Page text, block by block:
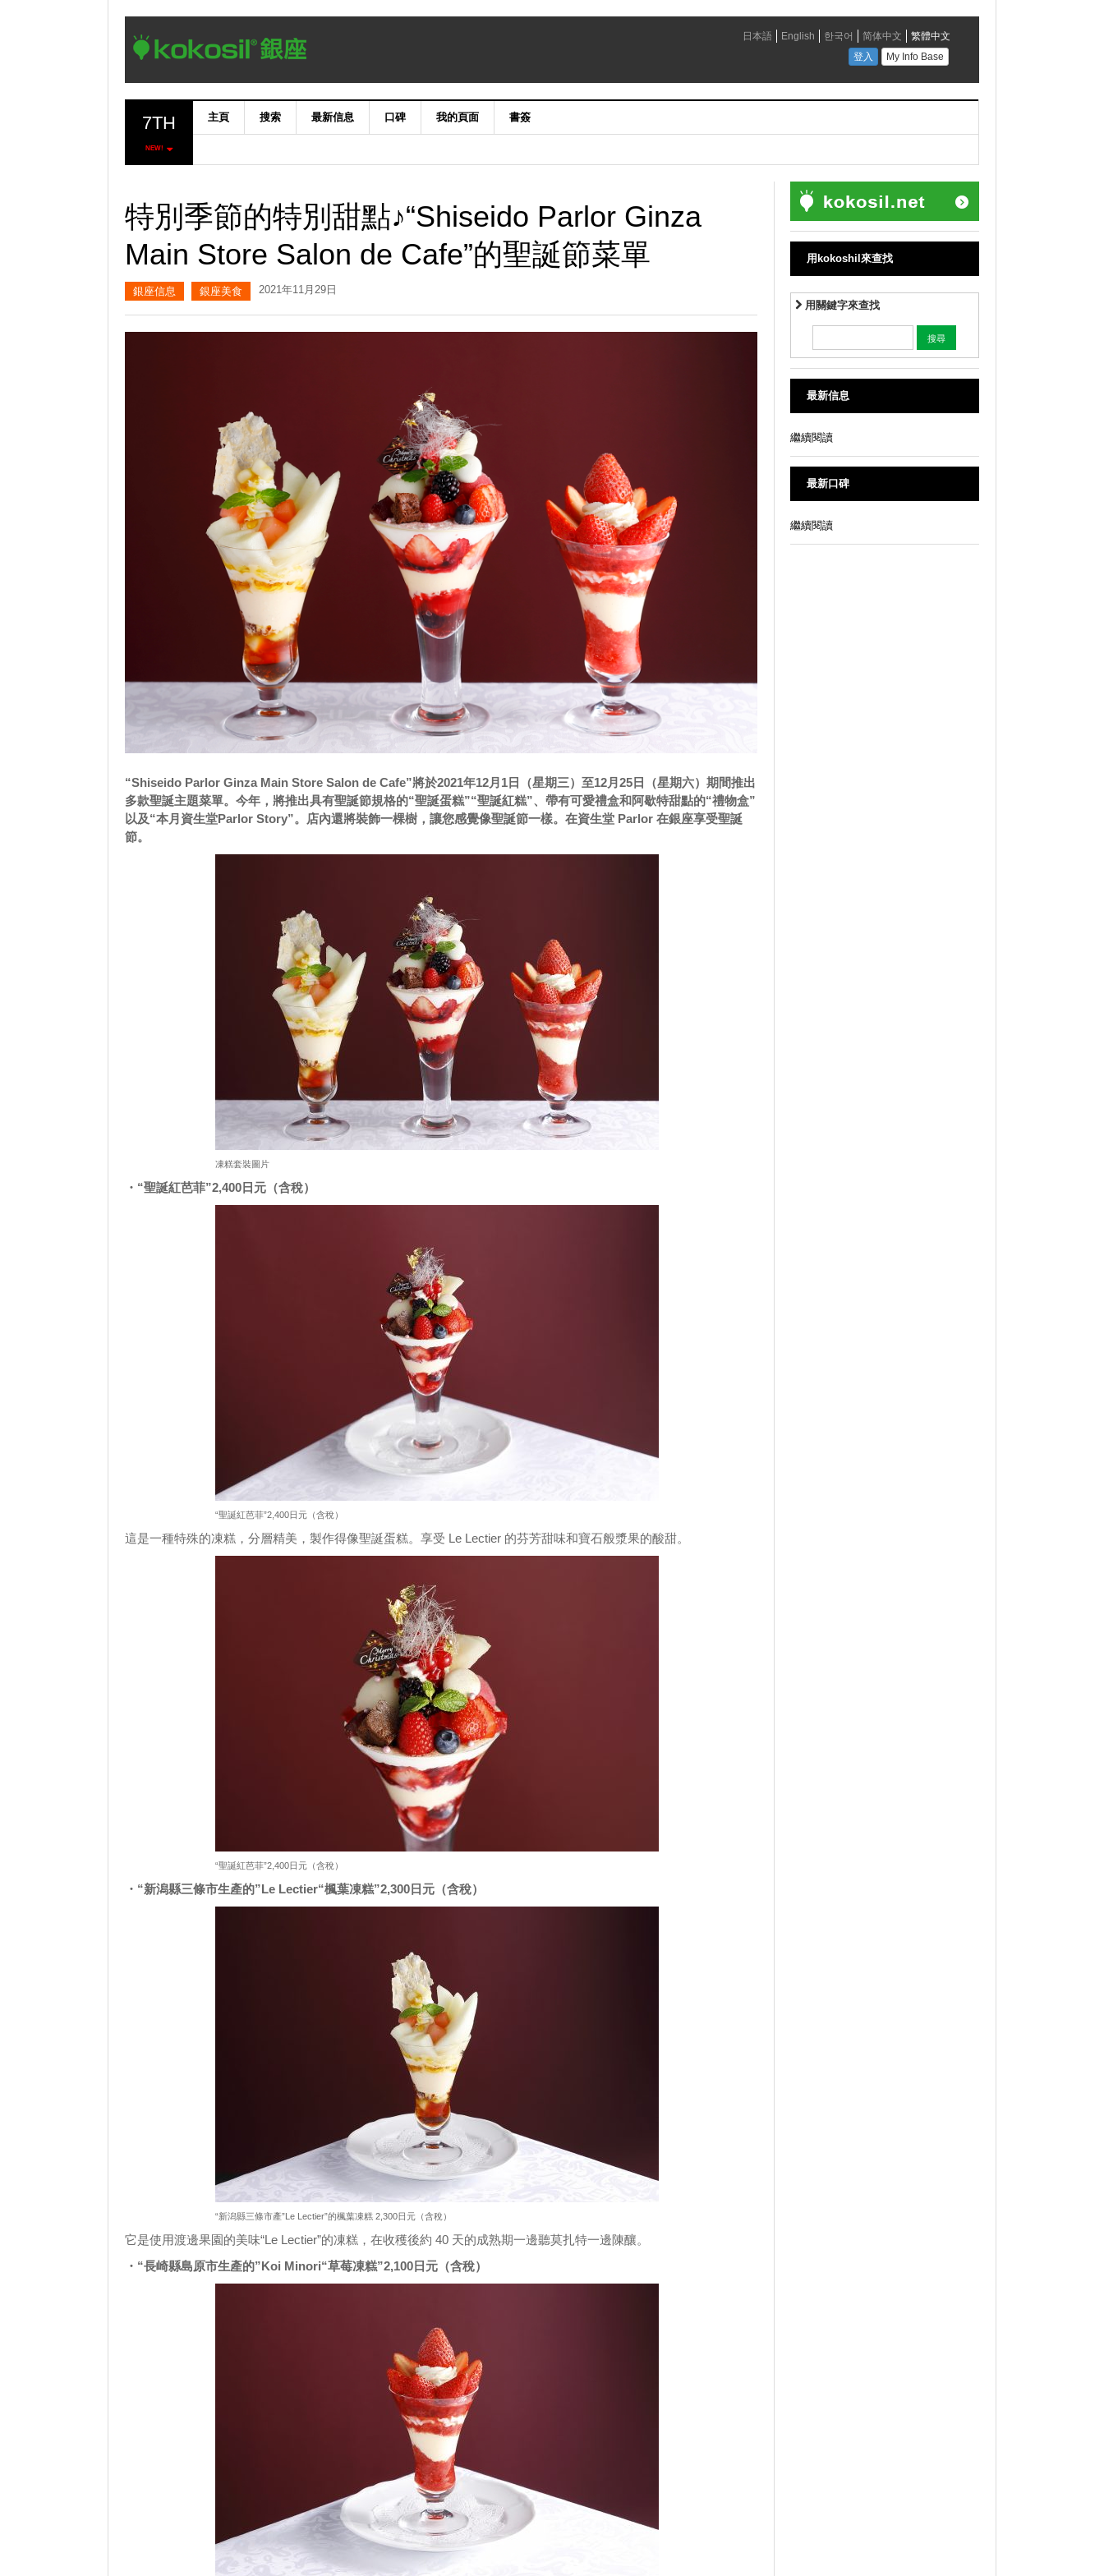
7TH
NEW!
主頁 搜索 最新信息 口碑 我的頁面 書簽
特別季節的特別甜點♪“Shiseido Parlor Ginza
Main Store Salon de Cafe”的聖誕節菜單
銀座信息 銀座美食 2021年11月29日
“Shiseido Parlor Ginza Main Store Salon de Cafe”將於2021年12月1日（星期三）至12月25日（星期六）期間推出
多款聖誕主題菜單。今年，將推出具有聖誕節規格的“聖誕蛋糕”“聖誕紅糕”、帶有可愛禮盒和阿歇特甜點的“禮物盒”
以及“本月資生堂Parlor Story”。店內還將裝飾一棵樹，讓您感覺像聖誕節一樣。在資生堂 Parlor 在銀座享受聖誕
節。
凍糕套裝圖片
・“聖誕紅芭菲”2,400日元（含稅）
“聖誕紅芭菲”2,400日元（含稅）
這是一種特殊的凍糕，分層精美，製作得像聖誕蛋糕。享受 Le Lectier 的芬芳甜味和寶石般漿果的酸甜。
“聖誕紅芭菲”2,400日元（含稅）
・“新潟縣三條市生產的”Le Lectier“楓葉凍糕”2,300日元（含稅）
“新潟縣三條市產”Le Lectier”的楓葉凍糕 2,300日元（含稅）
它是使用渡邊果園的美味“Le Lectier”的凍糕，在收穫後約 40 天的成熟期一邊聽莫扎特一邊陳釀。
・“長崎縣島原市生產的”Koi Minori“草莓凍糕”2,100日元（含稅）
用kokoshil來查找
用關鍵字來查找
最新信息
繼續閱讀
最新口碑
繼續閱讀